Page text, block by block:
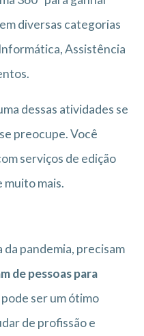
diversas categorias
Assistência
dessas atividades se
preocupe. Você
serviços de edição
muito mais.
pandemia, precisam
de pessoas para
ser um ótimo
de profissão e